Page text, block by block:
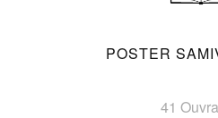
POSTER
41